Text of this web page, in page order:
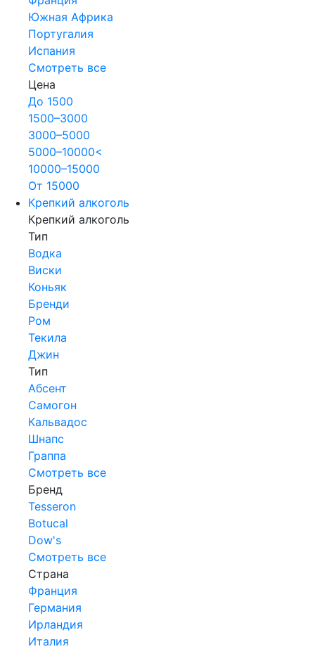
Южная Африка
Португалия
Испания
Смотреть все
Цена
До 1500
1500–3000
3000–5000
5000–10000<
10000–15000
От 15000
Крепкий алкоголь
Крепкий алкоголь
Тип
Водка
Виски
Коньяк
Бренди
Ром
Текила
Джин
Тип
Абсент
Самогон
Кальвадос
Шнапс
Граппа
Смотреть все
Бренд
Tesseron
Botucal
Dow's
Смотреть все
Страна
Франция
Германия
Ирландия
Италия